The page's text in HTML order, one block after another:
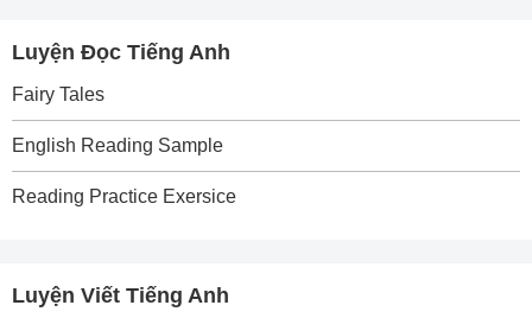
Luyện Đọc Tiếng Anh
Fairy Tales
English Reading Sample
Reading Practice Exersice
Luyện Viết Tiếng Anh